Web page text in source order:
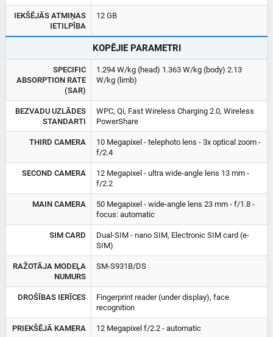
IEKŠĒJĀS ATMIŅAS
IETILPĪBA
12 GB
KOPĒJIE PARAMETRI
SPECIFIC
ABSORPTION RATE
(SAR)
1.294 W/kg (head) 1.363 W/kg (body) 2.13
W/kg (limb)
BEZVADU UZLĀDES
STANDARTI
WPC, Qi, Fast Wireless Charging 2.0, Wireless
PowerShare
THIRD CAMERA
10 Megapixel - telephoto lens - 3x optical zoom -
f/2.4
SECOND CAMERA
12 Megapixel - ultra wide-angle lens 13 mm -
f/2.2
MAIN CAMERA
50 Megapixel - wide-angle lens 23 mm - f/1.8 -
focus: automatic
SIM CARD
Dual-SIM - nano SIM, Electronic SIM card (e-
SIM)
RAŽOTĀJA MODEĻA
NUMURS
SM-S931B/DS
DROŠĪBAS IERĪCES
Fingerprint reader (under display), face
recognition
PRIEKŠĒJĀ KAMERA 12 Megapixel f/2.2 - automatic